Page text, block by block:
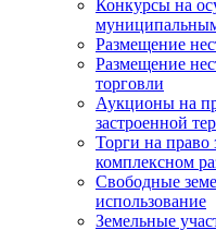
Конкурсы на
Размещение
Размещение
торговли
Аукционы на
застроенной
Торги на право
комплексном
Свободные
использование
Земельные